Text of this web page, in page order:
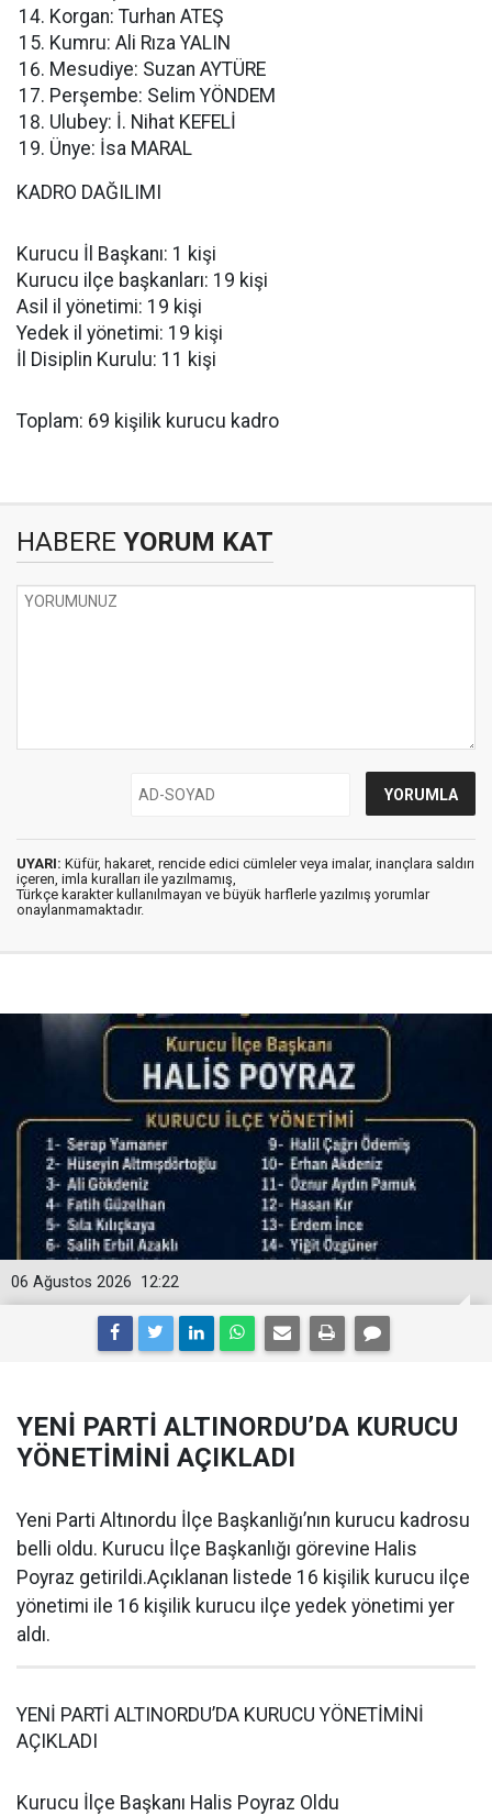
Korgan: Turhan ATEŞ
Kumru: Ali Rıza YALIN
Mesudiye: Suzan AYTÜRE
Perşembe: Selim YÖNDEM
Ulubey: İ. Nihat KEFELİ
Ünye: İsa MARAL
KADRO DAĞILIMI
Kurucu İl Başkanı: 1 kişi
Kurucu ilçe başkanları: 19 kişi
Asil il yönetimi: 19 kişi
Yedek il yönetimi: 19 kişi
İl Disiplin Kurulu: 11 kişi
Toplam: 69 kişilik kurucu kadro
HABERE YORUM KAT
UYARI: Küfür, hakaret, rencide edici cümleler veya imalar, inançlara saldırı
içeren, imla kuralları ile yazılmamış,
Türkçe karakter kullanılmayan ve büyük harflerle yazılmış yorumlar
onaylanmamaktadır.
12:22
06 Ağustos 2026
YENİ PARTİ ALTINORDU’DA KURUCU
YÖNETİMİNİ AÇIKLADI
Yeni Parti Altınordu İlçe Başkanlığı’nın kurucu kadrosu
belli oldu. Kurucu İlçe Başkanlığı görevine Halis
Poyraz getirildi.Açıklanan listede 16 kişilik kurucu ilçe
yönetimi ile 16 kişilik kurucu ilçe yedek yönetimi yer
aldı.
YENİ PARTİ ALTINORDU’DA KURUCU YÖNETİMİNİ
AÇIKLADI
Kurucu İlçe Başkanı Halis Poyraz Oldu